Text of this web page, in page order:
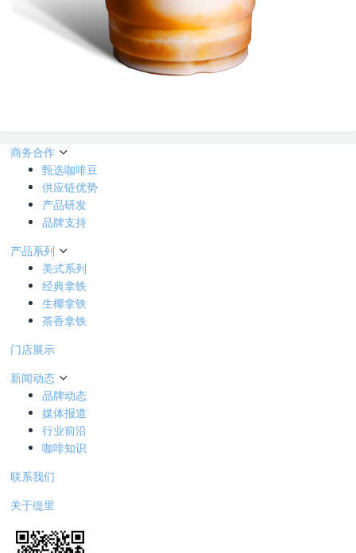
商务合作
甄选咖啡豆
供应链优势
产品研发
品牌支持
产品系列
美式系列
经典拿铁
生椰拿铁
茶香拿铁
门店展示
新闻动态
品牌动态
媒体报道
行业前沿
咖啡知识
联系我们
关于缇里